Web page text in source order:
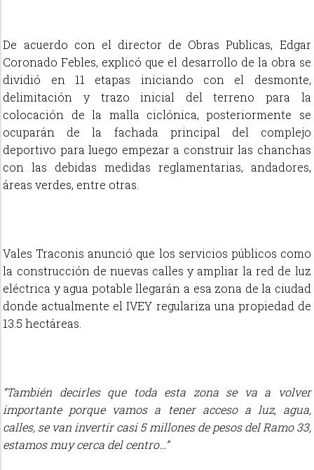
De acuerdo con el director de Obras Publicas, Edgar
Coronado Febles, explicó que el desarrollo de la obra se
dividió en 11 etapas iniciando con el desmonte,
delimitación y trazo inicial del terreno para la
colocación de la malla ciclónica, posteriormente se
ocuparán de la fachada principal del complejo
deportivo para luego empezar a construir las chanchas
con las debidas medidas reglamentarias, andadores,
áreas verdes, entre otras.
Vales Traconis anunció que los servicios públicos como
la construcción de nuevas calles y ampliar la red de luz
eléctrica y agua potable llegarán a esa zona de la ciudad
donde actualmente el IVEY regulariza una propiedad de
13.5 hectáreas.
“También decirles que toda esta zona se va a volver
importante porque vamos a tener acceso a luz, agua,
calles, se van invertir casi 5 millones de pesos del Ramo 33,
estamos muy cerca del centro…”